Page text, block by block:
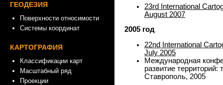
23rd International
August 2007
2005 год
22nd International
July 2005
Международная
развитие
Ставрополь, 2005
ГЕОДЕЗИЯ
Поверхности относимости
Системы координат
КАРТОГРАФИЯ
Классификации карт
Масштабный ряд
Проекции